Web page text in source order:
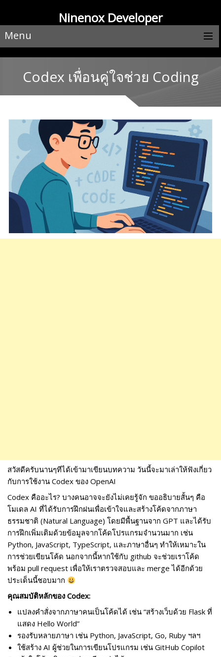
Ninenox Developer
Menu
Codex เพื่อนคู่ใจช่วย Coding
สวัสดีครับนานๆทีได้เข้ามาเขียนบทความ วันนี้จะมาเล่าให้ฟังเกี่ยว
กับการใช้งาน Codex ของ OpenAI
Codex คืออะไร? บางคนอาจจะยังไม่เคยรู้จัก ขออธิบายสั้นๆ คือ
โมเดล AI ที่ได้รับการฝึกฝนเพื่อเข้าใจและสร้างโค้ดจากภาษา
ธรรมชาติ (Natural Language) โดยมีพื้นฐานจาก GPT และได้รับ
การฝึกเพิ่มเติมด้วยข้อมูลจากโค้ดโปรแกรมจำนวนมาก เช่น
Python, JavaScript, TypeScript, และภาษาอื่นๆ ทำให้เหมาะใน
การช่วยเขียนโค้ด นอกจากนี้หากใช้กับ github จะช่วยเราโค้ด
พร้อม pull request เพื่อให้เราตรวจสอบและ merge ได้อีกด้วย
ประเด็นนี้ชอบมาก
คุณสมบัติหลักของ Codex:
แปลงคำสั่งจากภาษาคนเป็นโค้ดได้ เช่น “สร้างเว็บด้วย Flask ที่
แสดง Hello World”
รองรับหลายภาษา เช่น Python, JavaScript, Go, Ruby ฯลฯ
ใช้สร้าง AI ผู้ช่วยในการเขียนโปรแกรม เช่น GitHub Copilot